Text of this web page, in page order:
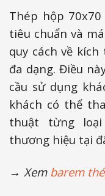
Thép hộp
tiêu chuẩn và
quy cách về
đa dạng. Điều
cầu sử dụng
khách có thể
thuật từng
thương hiệu tại
→ Xem barem